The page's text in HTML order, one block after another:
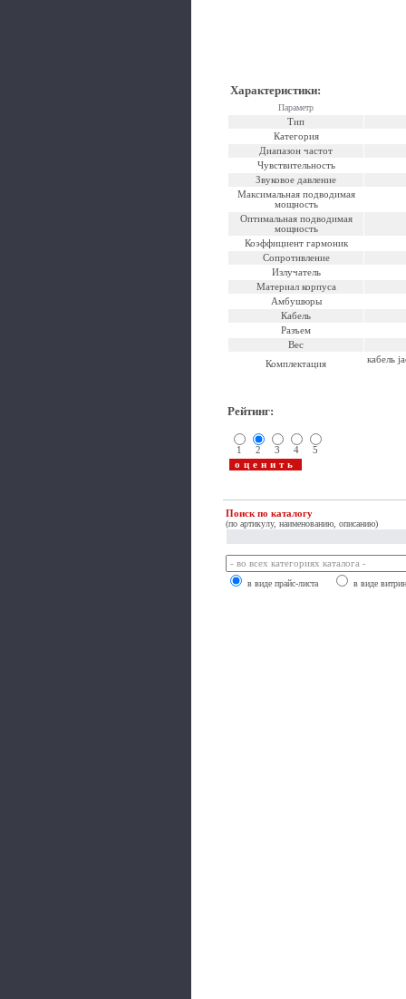
Характеристики:
Параметр
Тип
Категория
Диапазон частот
Чувствительность
Звуковое давление
Максимальная подводимая
мощность
Оптимальная подводимая
мощность
Коэффициент гармоник
Сопротивление
Излучатель
Материал корпуса
Амбушюры
Кабель
Разъем
Вес
Комплектация
кабель
Рейтинг:
1 2 3 4 5
Поиск по каталогу
(по артикулу, наименованию, описанию)
в виде прайс-листа в виде